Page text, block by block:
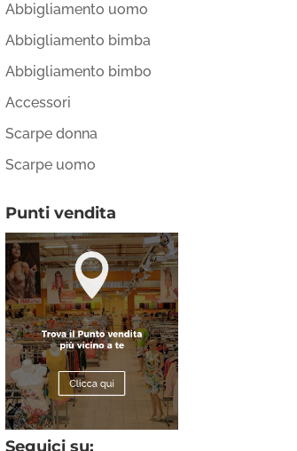
Abbigliamento uomo
Abbigliamento bimba
Abbigliamento bimbo
Accessori
Scarpe donna
Scarpe uomo
Punti vendita
Seguici su: